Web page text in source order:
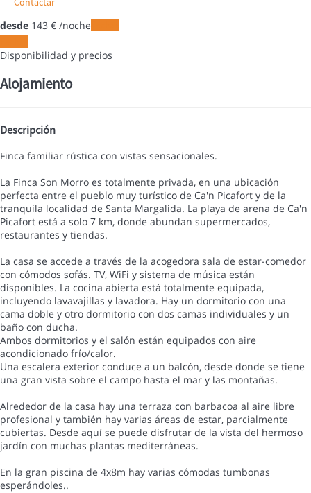
desde 143 € /noche
Disponibilidad y precios
Alojamiento
Descripción
Finca familiar rústica con vistas sensacionales.
La Finca Son Morro es totalmente privada, en una ubicación
perfecta entre el pueblo muy turístico de Ca'n Picafort y de la
tranquila localidad de Santa Margalida. La playa de arena de Ca'n
Picafort está a solo 7 km, donde abundan supermercados,
restaurantes y tiendas.
La casa se accede a través de la acogedora sala de estar-comedor
con cómodos sofás. TV, WiFi y sistema de música están
disponibles. La cocina abierta está totalmente equipada,
incluyendo lavavajillas y lavadora. Hay un dormitorio con una
cama doble y otro dormitorio con dos camas individuales y un
baño con ducha.
Ambos dormitorios y el salón están equipados con aire
acondicionado frío/calor.
Una escalera exterior conduce a un balcón, desde donde se tiene
una gran vista sobre el campo hasta el mar y las montañas.
Alrededor de la casa hay una terraza con barbacoa al aire libre
profesional y también hay varias áreas de estar, parcialmente
cubiertas. Desde aquí se puede disfrutar de la vista del hermoso
jardín con muchas plantas mediterráneas.
En la gran piscina de 4x8m hay varias cómodas tumbonas
esperándoles..